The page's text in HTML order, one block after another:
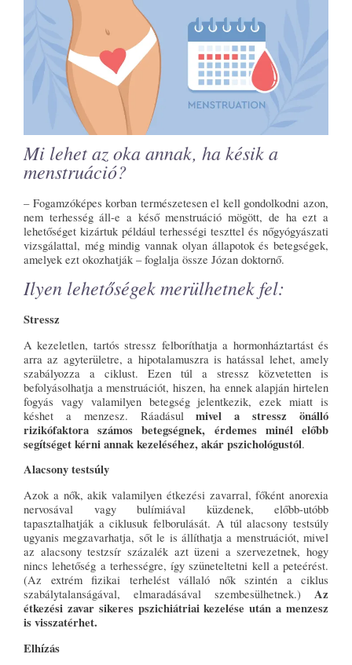
Mi lehet az oka annak, ha késik a
menstruáció?
– Fogamzóképes korban természetesen el kell gondolkodni azon,
nem terhesség áll-e a késő menstruáció mögött, de ha ezt a
lehetőséget kizártuk például terhességi teszttel és nőgyógyászati
vizsgálattal, még mindig vannak olyan állapotok és betegségek,
amelyek ezt okozhatják – foglalja össze Józan doktornő.
Ilyen lehetőségek merülhetnek fel:
Stressz
A kezeletlen, tartós stressz felboríthatja a hormonháztartást és
arra az agyterületre, a hipotalamuszra is hatással lehet, amely
szabályozza a ciklust. Ezen túl a stressz közvetetten is
befolyásolhatja a menstruációt, hiszen, ha ennek alapján hirtelen
fogyás vagy valamilyen betegség jelentkezik, ezek miatt is
késhet a menzesz. Ráadásulmivel a stressz önálló
rizikófaktora számos betegségnek, érdemes minél előbb
segítséget kérni annak kezeléséhez, akár pszichológustól.
Alacsony testsúly
Azok a nők, akik valamilyen étkezési zavarral, főként anorexia
nervosával vagy bulímiával küzdenek, előbb-utóbb
tapasztalhatják a ciklusuk felborulását. A túl alacsony testsúly
ugyanis megzavarhatja, sőt le is állíthatja a menstruációt, mivel
az alacsony testzsír százalék azt üzeni a szervezetnek, hogy
nincs lehetőség a terhességre, így szüneteltetni kell a peteérést.
(Az extrém fizikai terhelést vállaló nők szintén a ciklus
szabálytalanságával, elmaradásával szembesülhetnek.) Az
étkezési zavar sikeres pszichiátriai kezelése után a menzesz
is visszatérhet.
Elhízás